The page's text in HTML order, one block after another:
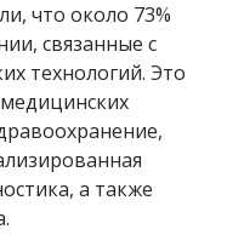
что около 73%
связанные с
технологий. Это
а также